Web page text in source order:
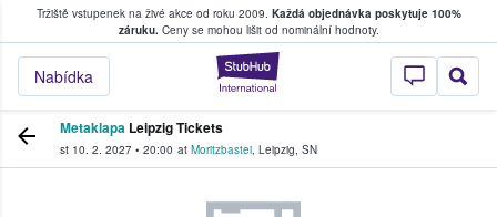
Tržiště vstupenek na živé akce od roku 2009. Každá objednávka poskytuje 100%
záruku.Ceny se mohou lišit od nominální hodnoty.
StubHub –
Nabídka
kde fanoušci kupují a prodávají vstupenky
Metaklapa Leipzig Tickets
st 10. 2. 2027 • 20:00 at Moritzbastei, Leipzig, SN